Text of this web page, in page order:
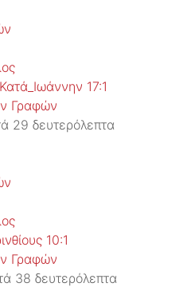
Κατά_Ιωάννην 17:1
Γραφών
29 δευτερόλεπτα
10:1
Γραφών
38 δευτερόλεπτα